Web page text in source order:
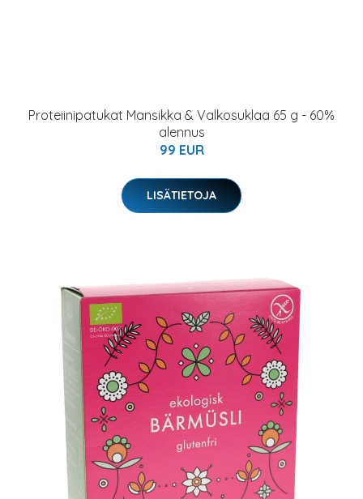
Proteiinipatukat Mansikka & Valkosuklaa 65 g - 60%
alennus
99 EUR
LISÄTIETOJA